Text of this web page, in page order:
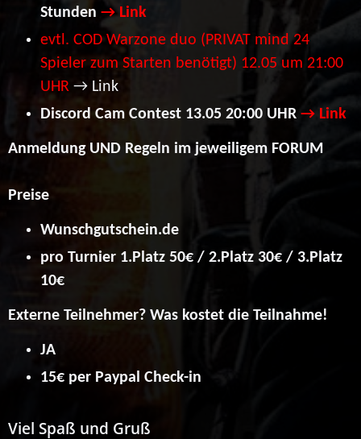
Stunden → Link
evtl. COD Warzone duo (PRIVAT mind 24
Spieler zum Starten benötigt) 12.05 um 21:00
UHR → Link
Discord Cam Contest 13.05 20:00 UHR → Link
Anmeldung UND Regeln im jeweiligem FORUM
Preise
Wunschgutschein.de
pro Turnier 1.Platz 50€ / 2.Platz 30€ / 3.Platz
10€
Externe Teilnehmer? Was kostet die Teilnahme!
JA
15€ per Paypal Check-in
Viel Spaß und Gruß